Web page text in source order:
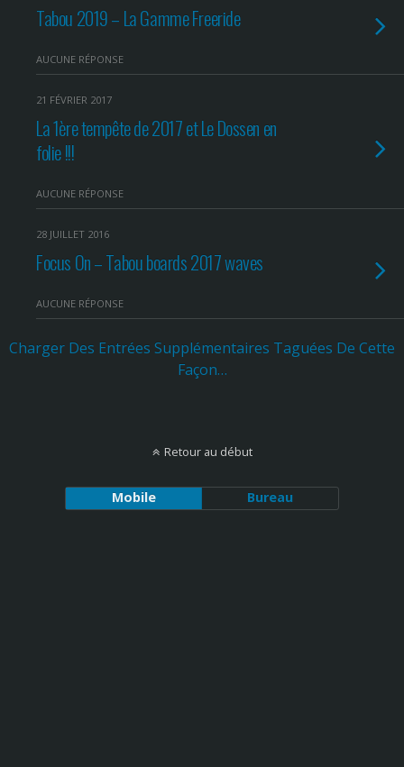
Tabou 2019 – La Gamme Freeride
AUCUNE RÉPONSE
21 FÉVRIER 2017
La 1ère tempête de 2017 et Le Dossen en
folie !!!
AUCUNE RÉPONSE
28 JUILLET 2016
Focus On – Tabou boards 2017 waves
AUCUNE RÉPONSE
Charger Des Entrées Supplémentaires Taguées De Cette
Façon…
Retour au début
Mobile Bureau